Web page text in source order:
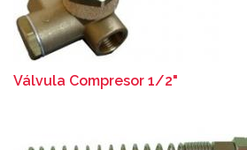
Válvula Compresor 1/2"